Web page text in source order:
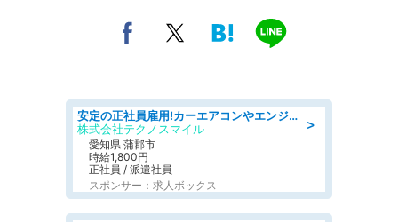
＞
安定の正社員雇用!カーエアコンやエンジンの製造・加工業務 denso aichi
株式会社テクノスマイル
愛知県 蒲郡市
時給1,800円
正社員 / 派遣社員
スポンサー：求人ボックス